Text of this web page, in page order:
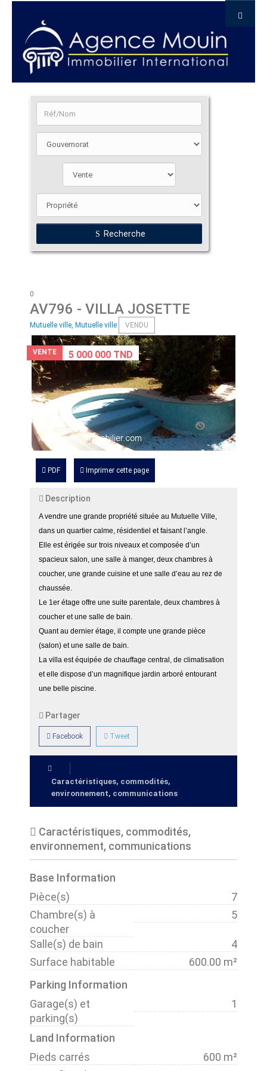
Recherche
0
AV796 - VILLA JOSETTE
Mutuelle ville, Mutuelle ville VENDU
VENTE 5 000 000 TND
PDF Imprimer cette page
Description
A vendre une grande propriété située au Mutuelle Ville,
dans un quartier calme, résidentiel et faisant l’angle.
Elle est érigée sur trois niveaux et composée d’un
spacieux salon, une salle à manger, deux chambres à
coucher, une grande cuisine et une salle d’eau au rez de
chaussée.
Le 1er étage offre une suite parentale, deux chambres à
coucher et une salle de bain.
Quant au dernier étage, il compte une grande pièce
(salon) et une salle de bain.
La villa est équipée de chauffage central, de climatisation
et elle dispose d’un magnifique jardin arboré entourant
une belle piscine.
Partager
Facebook Tweet
Caractéristiques, commodités,
environnement, communications
Caractéristiques, commodités,
environnement, communications
Base Information
Pièce(s)
7
Chambre(s) à
coucher
5
Salle(s) de bain
4
Surface habitable
600.00 m²
Parking Information
Garage(s) et
parking(s)
1
Land Information
Pieds carrés
600 m²